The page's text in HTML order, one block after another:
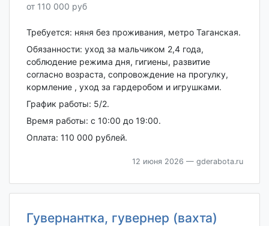
от 110 000 руб
Требуется: няня без проживания, метро Таганская.
Обязанности: уход за мальчиком 2,4 года,
соблюдение режима дня, гигиены, развитие
согласно возраста, сопровождение на прогулку,
кормление , уход за гардеробом и игрушками.
График работы: 5/2.
Время работы: с 10:00 до 19:00.
Оплата: 110 000 рублей.
12 июня 2026 — gderabota.ru
Гувернантка, гувернер (вахта)